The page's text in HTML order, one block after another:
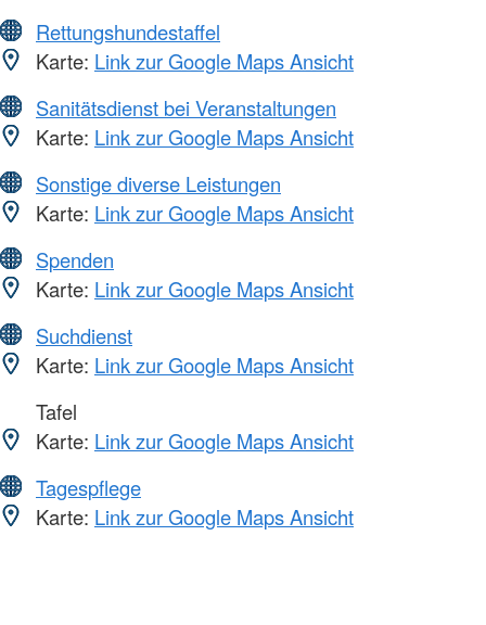
Rettungshundestaffel
Karte: Link zur Google Maps Ansicht
Sanitätsdienst bei Veranstaltungen
Karte: Link zur Google Maps Ansicht
Sonstige diverse Leistungen
Karte: Link zur Google Maps Ansicht
Spenden
Karte: Link zur Google Maps Ansicht
Suchdienst
Karte: Link zur Google Maps Ansicht
Tafel
Karte: Link zur Google Maps Ansicht
Tagespflege
Karte: Link zur Google Maps Ansicht